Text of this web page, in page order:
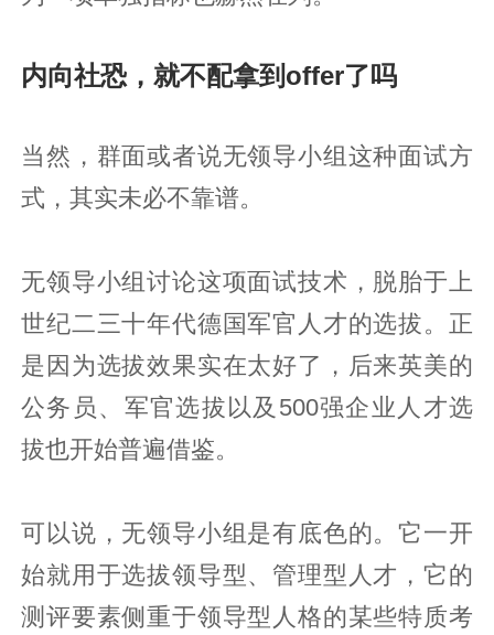
内向社恐，就不配拿到offer了吗
当然，群面或者说无领导小组这种面试方
式，其实未必不靠谱。
无领导小组讨论这项面试技术，脱胎于上
世纪二三十年代德国军官人才的选拔。正
是因为选拔效果实在太好了，后来英美的
公务员、军官选拔以及500强企业人才选
拔也开始普遍借鉴。
可以说，无领导小组是有底色的。它一开
始就用于选拔领导型、管理型人才，它的
测评要素侧重于领导型人格的某些特质考